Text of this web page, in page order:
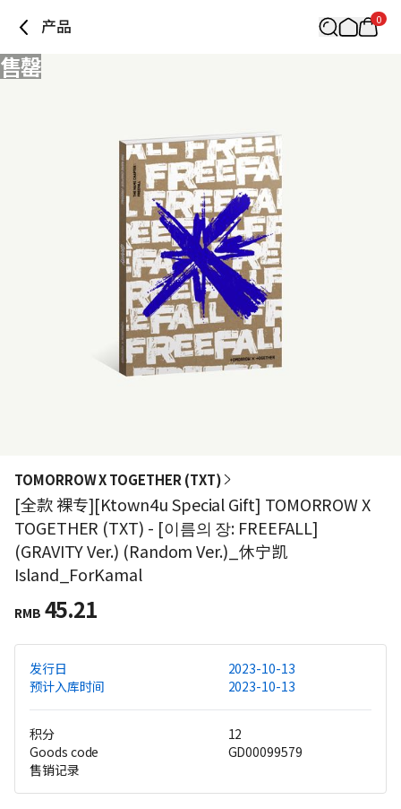
产品 0
售罄
TOMORROW X TOGETHER (TXT)
[全款 裸专][Ktown4u Special Gift] TOMORROW X
TOGETHER (TXT) - [이름의 장: FREEFALL]
(GRAVITY Ver.) (Random Ver.)_休宁凯
Island_ForKamal
RMB 45.21
发行日
2023-10-13
预计入库时间
2023-10-13
积分
12
Goods code
GD00099579
售销记录